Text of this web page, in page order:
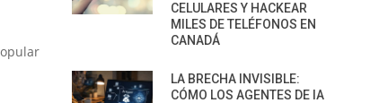
CELULARES Y HACKEAR
MILES DE TELÉFONOS EN
CANADÁ
LA BRECHA INVISIBLE:
CÓMO LOS AGENTES DE IA